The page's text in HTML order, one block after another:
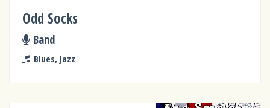
Odd Socks
Band
Blues, Jazz